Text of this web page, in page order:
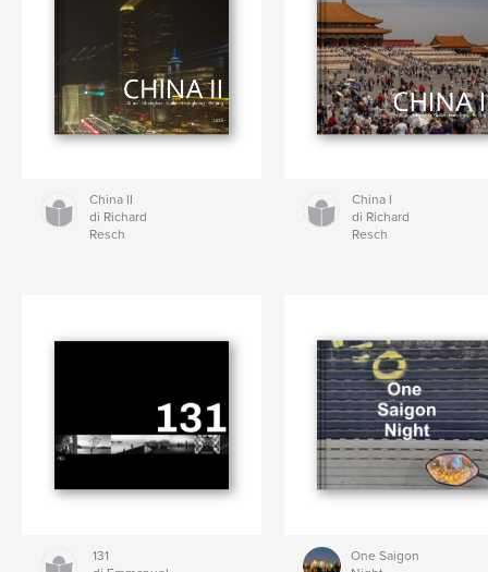
China II
di Richard
Resch
China I
di Richard
Resch
131
One Saigon